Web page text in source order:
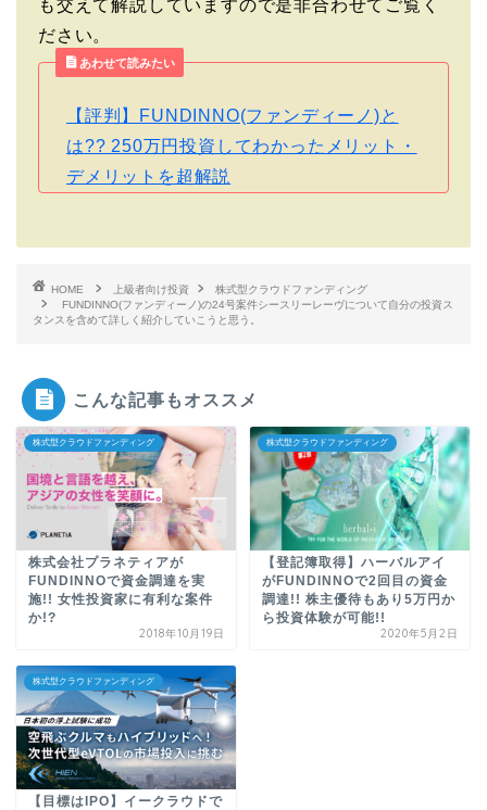
も交えて解説していますので是非合わせてご覧く
ださい。
あわせて読みたい
【評判】FUNDINNO(ファンディーノ)と
は?? 250万円投資してわかったメリット・
デメリットを超解説
HOME 上級者向け投資
株式型クラウドファンディング
FUNDINNO(ファンディーノ)の24号案件シースリーレーヴについて自分の投資ス
タンスを含めて詳しく紹介していこうと思う。
こんな記事もオススメ
株式型クラウドファンディング
株式会社プラネティアが
FUNDINNOで資金調達を実
施!! 女性投資家に有利な案件
か!?
2018年10月19日
株式型クラウドファンディング
【登記簿取得】ハーバルアイ
がFUNDINNOで2回目の資金
調達!! 株主優待もあり5万円か
ら投資体験が可能!!
2020年5月2日
株式型クラウドファンディング
【目標はIPO】イークラウドで